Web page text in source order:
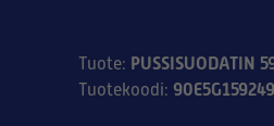
Tuote: PUSSISUODATIN
Tuotekoodi: